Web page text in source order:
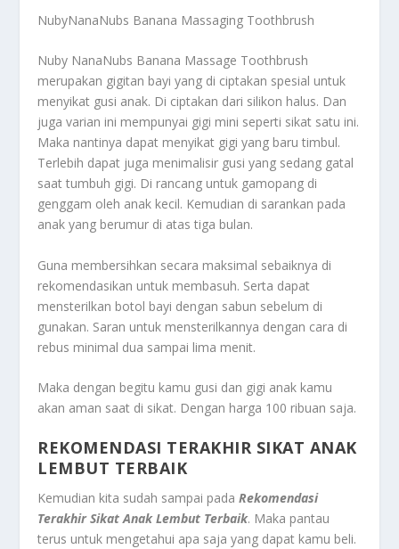
NubyNanaNubs Banana Massaging Toothbrush
Nuby NanaNubs Banana Massage Toothbrush
merupakan gigitan bayi yang di ciptakan spesial untuk
menyikat gusi anak. Di ciptakan dari silikon halus. Dan
juga varian ini mempunyai gigi mini seperti sikat satu ini.
Maka nantinya dapat menyikat gigi yang baru timbul.
Terlebih dapat juga menimalisir gusi yang sedang gatal
saat tumbuh gigi. Di rancang untuk gamopang di
genggam oleh anak kecil. Kemudian di sarankan pada
anak yang berumur di atas tiga bulan.
Guna membersihkan secara maksimal sebaiknya di
rekomendasikan untuk membasuh. Serta dapat
mensterilkan botol bayi dengan sabun sebelum di
gunakan. Saran untuk mensterilkannya dengan cara di
rebus minimal dua sampai lima menit.
Maka dengan begitu kamu gusi dan gigi anak kamu
akan aman saat di sikat. Dengan harga 100 ribuan saja.
REKOMENDASI TERAKHIR SIKAT ANAK
LEMBUT TERBAIK
Kemudian kita sudah sampai padaRekomendasi
Terakhir Sikat Anak Lembut Terbaik. Maka pantau
terus untuk mengetahui apa saja yang dapat kamu beli.